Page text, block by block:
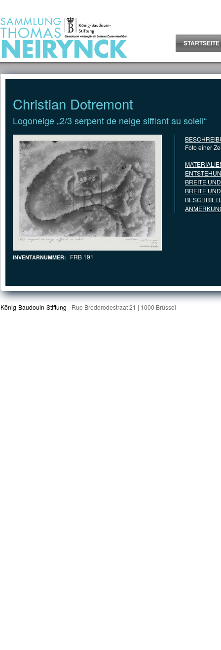
STARTSEITE
Christian Dotremont
Logoneige „2/3 serpent de neige sifflant au soleil“
INVENTARNUMMER: FRB 191
Foto einer
BREITE
BREITE
König-Baudouin-Stiftung Rue Brederodestraat 21 | 1000 Brüssel